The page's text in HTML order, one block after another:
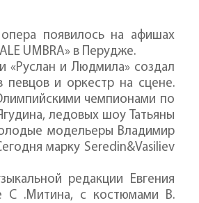
появилось на афишах
UMBRA» в Перудже.
«Руслан и Людмила» создал
певцов и оркестр на сцене.
чемпионами по
ледовых шоу Татьяны
модельеры Владимир
марку Seredin&Vasiliev
редакции Евгения
С .Митина, с костюмами В.